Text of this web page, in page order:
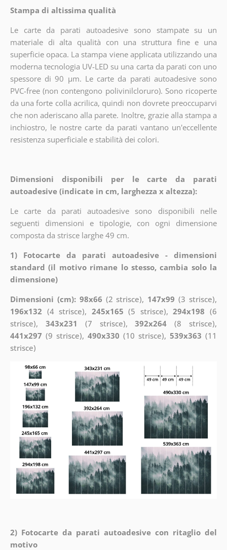
Stampa di altissima qualità
Le carte da parati autoadesive sono stampate su un
materiale di alta qualità con una struttura fine e una
superficie opaca. La stampa viene applicata utilizzando una
moderna tecnologia UV-LED su una carta da parati con uno
spessore di 90 µm. Le carte da parati autoadesive sono
PVC-free (non contengono polivinilcloruro). Sono ricoperte
da una forte colla acrilica, quindi non dovrete preoccuparvi
che non aderiscano alla parete. Inoltre, grazie alla stampa a
inchiostro, le nostre carte da parati vantano un'eccellente
resistenza superficiale e stabilità dei colori.
Dimensioni disponibili per le carte da parati
autoadesive (indicate in cm, larghezza x altezza):
Le carte da parati autoadesive sono disponibili nelle
seguenti dimensioni e tipologie, con ogni dimensione
composta da strisce larghe 49 cm.
1) Fotocarte da parati autoadesive - dimensioni
standard (il motivo rimane lo stesso, cambia solo la
dimensione)
Dimensioni (cm): 98x66 (2 strisce), 147x99 (3 strisce),
196x132 (4 strisce), 245x165 (5 strisce),294x198 (6
strisce), 343x231 (7 strisce),392x264 (8 strisce),
441x297 (9 strisce), 490x330 (10 strisce),539x363 (11
strisce)
2) Fotocarte da parati autoadesive con ritaglio del
motivo